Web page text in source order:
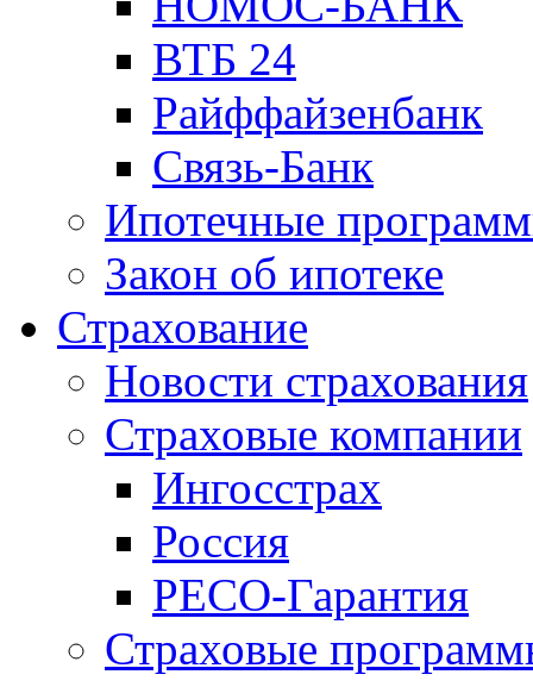
ВТБ 24
Райффайзенбанк
Связь-Банк
Ипотечные
Закон об ипотеке
Страхование
Новости страхования
Страховые компании
Ингосстрах
Россия
РЕСО-Гарантия
Страховые